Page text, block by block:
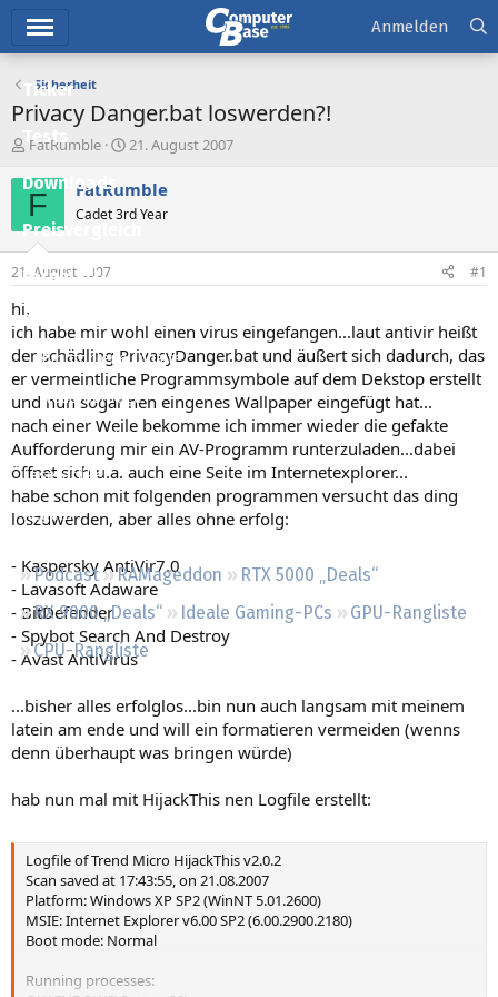
Ticker
Tests
Downloads
Preisvergleich
Forum
Aktuelles
Empfohlene Inhalte
Neue Beiträge
Neueste Aktivitäten
Leserartikel
Regeln
Podcast RAMageddon
RTX 5000 „Deals“
RX 9000 „Deals“
Ideale Gaming-PCs
GPU-Rangliste
CPU-Rangliste
Anmelden
Sicherheit
Privacy Danger.bat loswerden?!
E
s
e
e
FatRumble
E
s
e
t
m
21. August 2007
F FatRumble
Cadet 3rd Year
21. August 2007 #1
hi,
ich habe mir wohl einen virus eingefangen...laut antivir heißt
der schädling PrivacyDanger.bat und äußert sich dadurch, das
er vermeintliche Programmsymbole auf dem Dekstop erstellt
und nun sogar nen eingenes Wallpaper eingefügt hat...
nach einer Weile bekomme ich immer wieder die gefakte
Aufforderung mir ein AV-Programm runterzuladen...dabei
öffnet sich u.a. auch eine Seite im Internetexplorer...
habe schon mit folgenden programmen versucht das ding
loszuwerden, aber alles ohne erfolg:
- Kaspersky AntiVir7.0
- Lavasoft Adaware
- BitDefender
- Spybot Search And Destroy
- Avast AntiVirus
...bisher alles erfolglos...bin nun auch langsam mit meinem
latein am ende und will ein formatieren vermeiden (wenns
denn überhaupt was bringen würde)
hab nun mal mit HijackThis nen Logfile erstellt:
Logfile of Trend Micro HijackThis v2.0.2
Scan saved at 17:43:55, on 21.08.2007
Platform: Windows XP SP2 (WinNT 5.01.2600)
MSIE: Internet Explorer v6.00 SP2 (6.00.2900.2180)
Boot mode: Normal
Running processes: